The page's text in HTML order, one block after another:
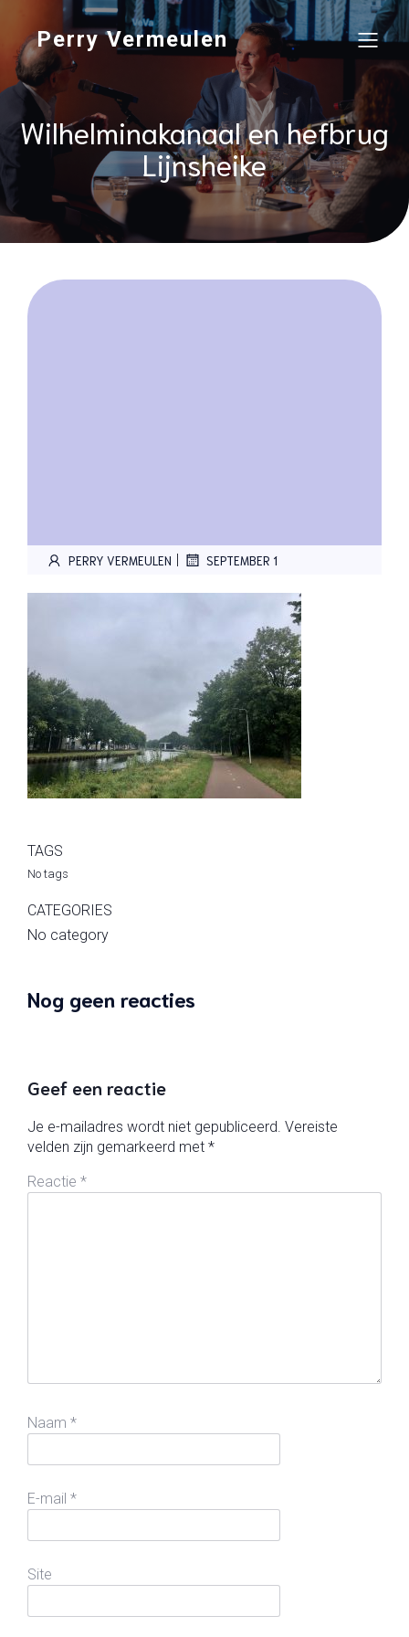
Perry Vermeulen
Wilhelminakanaal en hefbrug
Lijnsheike
PERRY VERMEULEN | SEPTEMBER 1
TAGS
No tags
CATEGORIES
No category
Nog geen reacties
Geef een reactie
Je e-mailadres wordt niet gepubliceerd. Vereiste
velden zijn gemarkeerd met *
Reactie *
Naam *
E-mail *
Site